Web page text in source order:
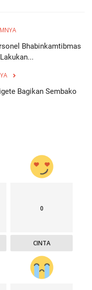
Bhabinkamtibmas
Bagikan Sembako
0
CINTA